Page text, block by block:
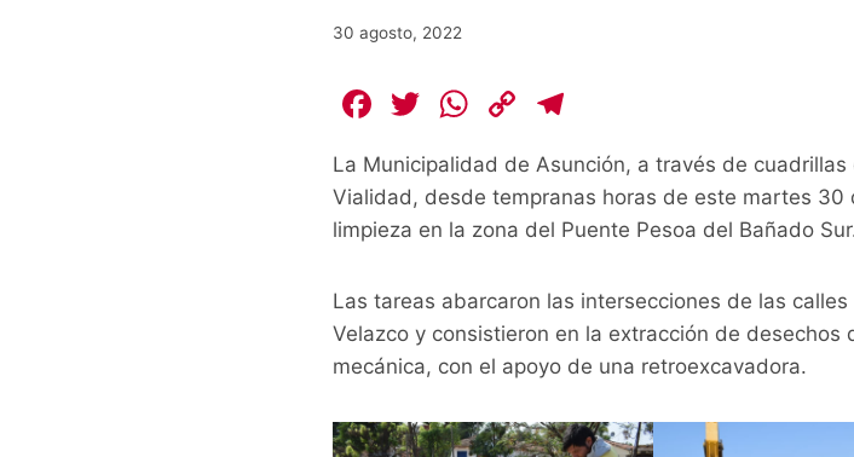
30 agosto, 2022
F
c
e
o
o
k
T
itt
er
W
at
s
p
p
C
p
y
n
k
e
gr
m
La Municipalidad de Asunción, a través de
Vialidad, desde tempranas horas de este martes
limpieza en la zona del Puente Pesoa del Bañado
Las tareas abarcaron las intersecciones de las
Velazco y consistieron en la extracción de
mecánica, con el apoyo de una retroexcavadora.